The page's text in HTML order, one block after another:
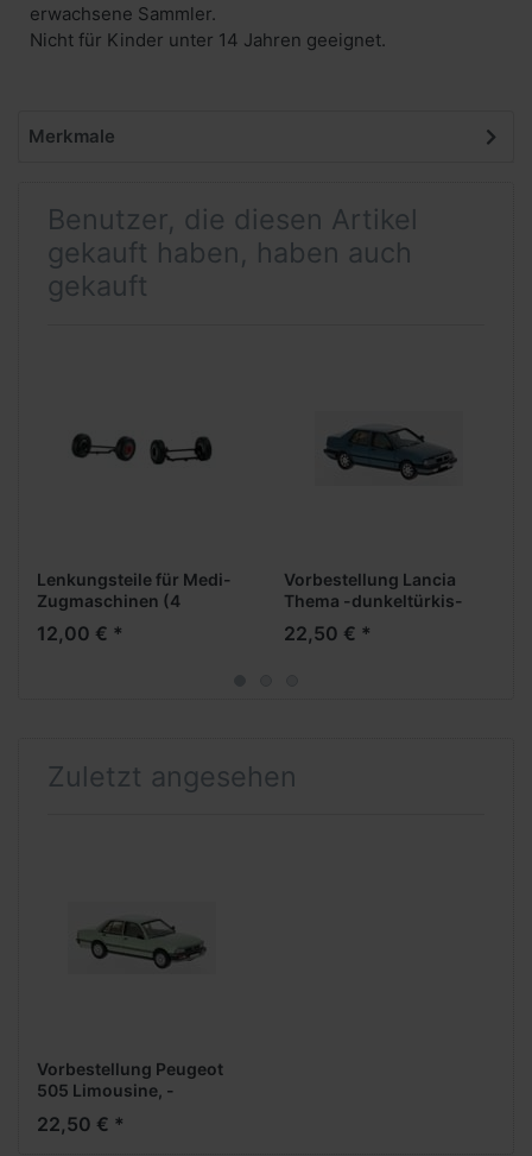
erwachsene Sammler.
Nicht für Kinder unter 14 Jahren geeignet.
Merkmale
Benutzer, die diesen Artikel
gekauft haben, haben auch
gekauft
Lenkungsteile für Medi-
Zugmaschinen (4
Achsen)
12,00 € *
Vorbestellung Lancia
Thema -dunkeltürkis-
1988 ***PCX-
Modell***PCX-Neuheit
22,50 € *
Zuletzt angesehen
Vorbestellung Peugeot
505 Limousine, -
***PCX-Modell***PCX-
22,50 € *